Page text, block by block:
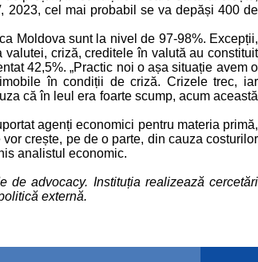
2023, cel mai probabil se va depăși 400 de
Moldova sunt la nivel de 97-98%. Excepții,
criză, creditele în valută au constituit
42,5%. „Practic noi o așa situație avem o
în condiții de criză. Crizele trec, iar
că în leul era foarte scump, acum această
agenți economici pentru materia primă,
crește, pe de o parte, din cauza costurilor
analistul economic.
de advocacy. Instituția realizează cercetări
externă.